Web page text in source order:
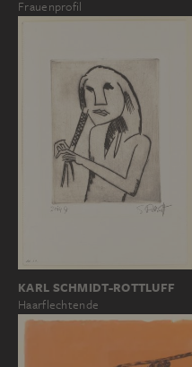
Frauenprofil
KARL SCHMIDT-ROTTLUFF
Haarflechtende